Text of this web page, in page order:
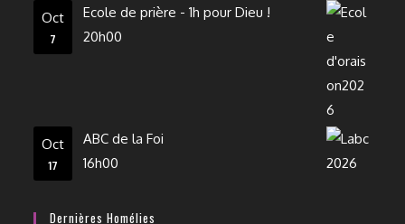
Oct
7
Ecole de prière - 1h pour Dieu !
20h00
Oct
17
ABC de la Foi
16h00
Dernières Homélies